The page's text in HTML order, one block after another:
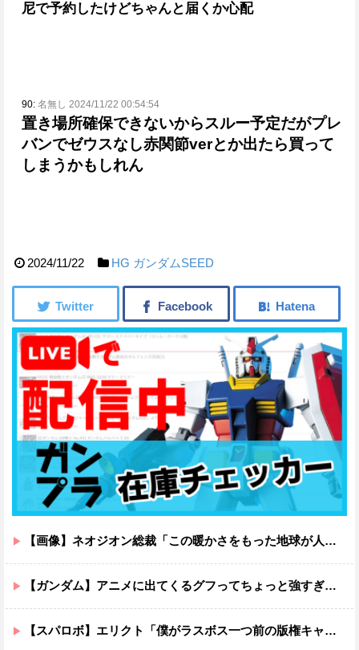
尼で予約したけどちゃんと届くか心配
90: 名無し 2024/11/22 00:54:54
置き場所確保できないからスルー予定だがプレ
バンでゼウスなし赤関節verとか出たら買って
しまうかもしれん
2024/11/22 HG ガンダムSEED
【画像】ネオジオン総裁「この暖かさをもった地球が人間さえ破壊するんだ（汗だく）」
【ガンダム】アニメに出てくるグフってちょっと強すぎじゃない？
【スパロボ】エリクト「僕がラスボス一つ前の版権キャラ最後の敵ってちょっと荷が重すぎない？」